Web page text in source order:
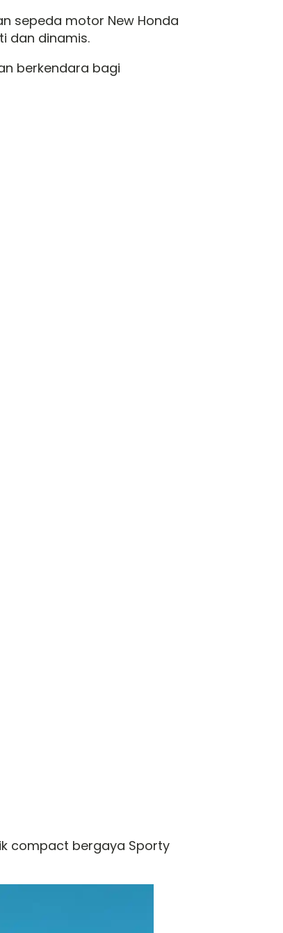
sepeda motor New Honda
dan dinamis.
berkendara bagi
compact bergaya Sporty